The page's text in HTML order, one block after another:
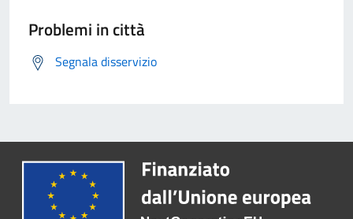
Problemi in città
Segnala disservizio